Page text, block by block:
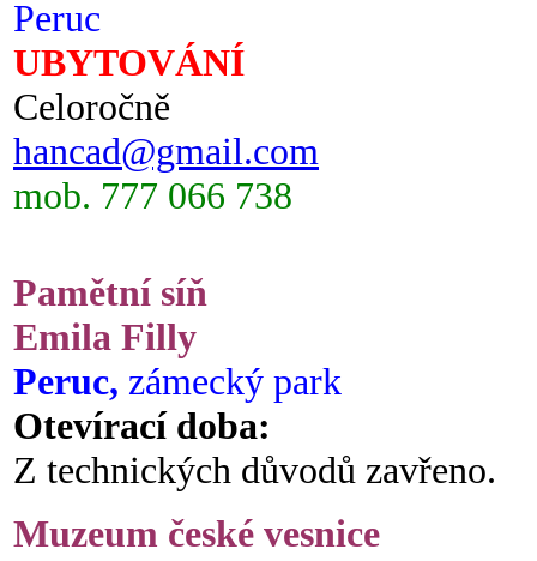
Peruc
UBYTOVÁNÍ
Celoročně
hancad@gmail.com
mob. 777 066 738
Pamětní síň
Emila Filly
Peruc, zámecký park
Otevírací doba:
Z technických důvodů zavřeno.
Muzeum české vesnice